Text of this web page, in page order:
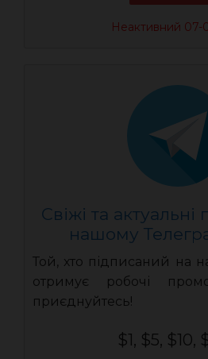
Неактивний 07-
Свіжі та
нашому
Той, хто підписаний на
отримує робочі
приєднуйтесь!
$1, $5, $10,